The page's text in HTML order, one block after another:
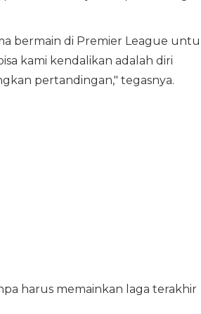
bermain di Premier League
kami kendalikan adalah diri
pertandingan," tegasnya.
harus memainkan laga terakhir